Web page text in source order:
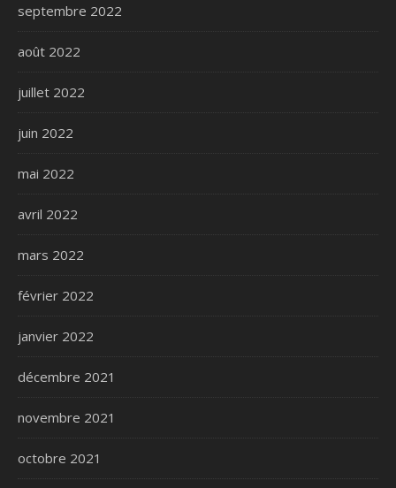
septembre 2022
août 2022
juillet 2022
juin 2022
mai 2022
avril 2022
mars 2022
février 2022
janvier 2022
décembre 2021
novembre 2021
octobre 2021